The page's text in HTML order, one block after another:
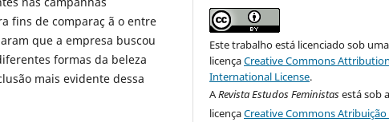
fins de comparaç ã o entre
que a empresa buscou
formas da beleza
mais evidente dessa
Este trabalho está licenciado sob uma
licençaCreative Commons
International License.
ARevista Estudos Feministasestá sob a
licençaCreative Commons Atribuição